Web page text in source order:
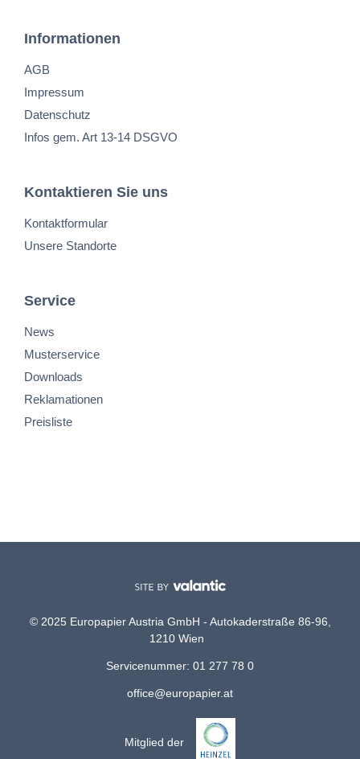
Informationen
AGB
Impressum
Datenschutz
Infos gem. Art 13-14 DSGVO
Kontaktieren Sie uns
Kontaktformular
Unsere Standorte
Service
News
Musterservice
Downloads
Reklamationen
Preisliste
© 2025 Europapier Austria GmbH - Autokaderstraße 86-96,
1210 Wien
Servicenummer: 01 277 78 0
office@europapier.at
Mitglied der